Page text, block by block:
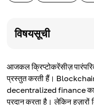
विषयसूची
आजकल क्रिप्टोकरेंसीज़
प्रस्तुत करती हैं।
decentralized finance का
प्रदान करता है। लेकिन हज़ारों